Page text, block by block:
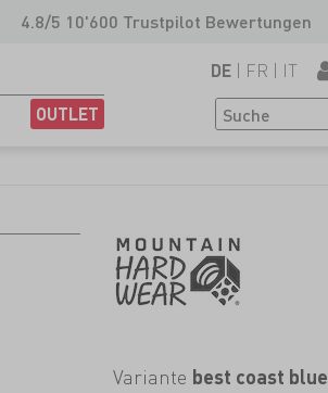
4.8/5 10'600 Trustpilot Bewertungen
OUTLET
DE | FR | IT
Variante best coast blue